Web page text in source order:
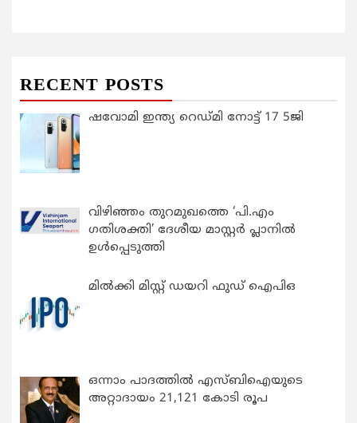
RECENT POSTS
ഷവോമി ഇന്ത്യ റെഡ്മി നോട്ട് 17 5ജി
വിഴിഞ്ഞം തുറമുഖത്തെ ‘പി.എം
ഗതിശക്തി’ ദേശീയ മാസ്റ്റർ പ്ലാനിൽ
ഉൾപ്പെടുത്തി
മിൽക്കി മിസ്റ്റ് ഡയറി ഫുഡ് ഐപിഒ
ഒന്നാം പാദത്തിൽ എസ്ബിഐയുടെ
അറ്റാദായം 21,121 കോടി രൂപ